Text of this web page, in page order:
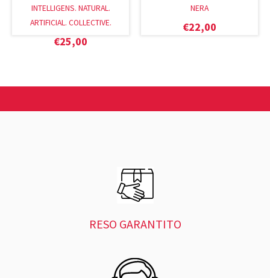
INTELLIGENS. NATURAL.
ARTIFICIAL. COLLECTIVE.
€25,00
NERA
€22,00
RESO GARANTITO